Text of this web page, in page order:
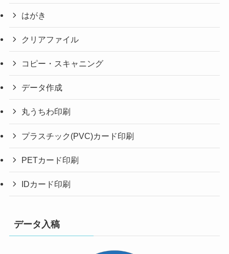
はがき
クリアファイル
コピー・スキャニング
データ作成
丸うちわ印刷
プラスチック(PVC)カード印刷
PETカード印刷
IDカード印刷
データ入稿